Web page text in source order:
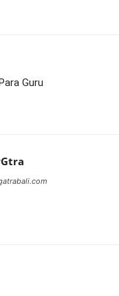
Guru